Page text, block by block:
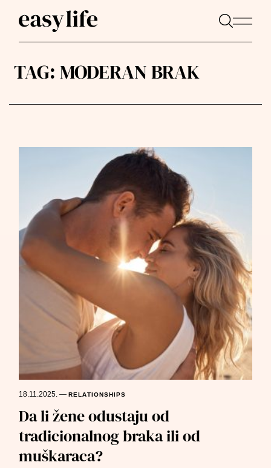
TAG: MODERAN BRAK
18.11.2025.—RELATIONSHIPS
Da li žene odustaju od
tradicionalnog braka ili od
muškaraca?